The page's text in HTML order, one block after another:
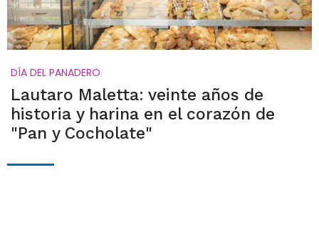
DÍA DEL PANADERO
Lautaro Maletta: veinte años de
historia y harina en el corazón de
"Pan y Cocholate"